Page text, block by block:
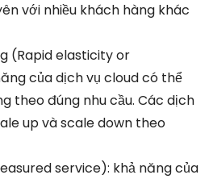
với nhiều khách hàng khác
(Rapid elasticity or
của dịch vụ cloud có thể
theo đúng nhu cầu. Các dịch
up và scale down theo
service): khả năng của